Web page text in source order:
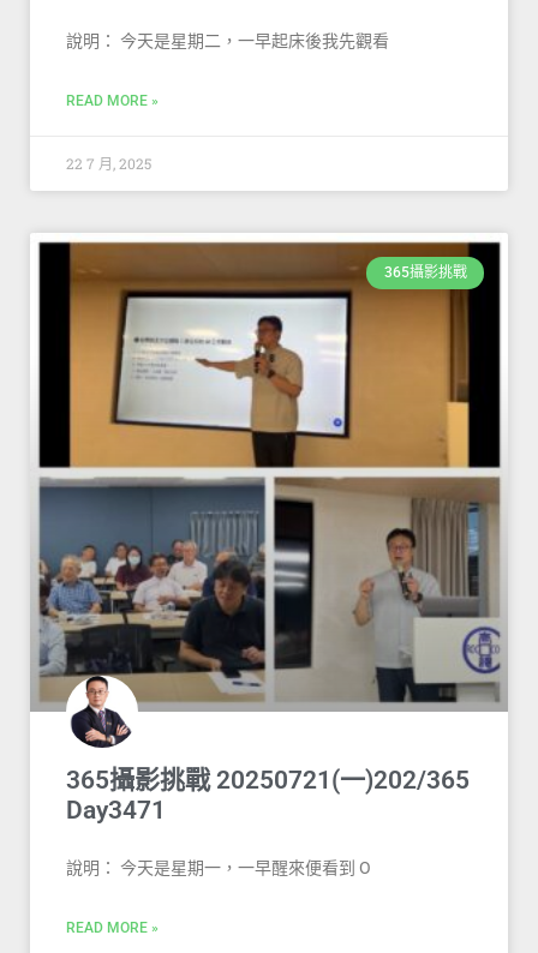
說明： 今天是星期二，一早起床後我先觀看
READ MORE »
22 7 月, 2025
365攝影挑戰
365攝影挑戰 20250721(一)202/365
Day3471
說明： 今天是星期一，一早醒來便看到 O
READ MORE »